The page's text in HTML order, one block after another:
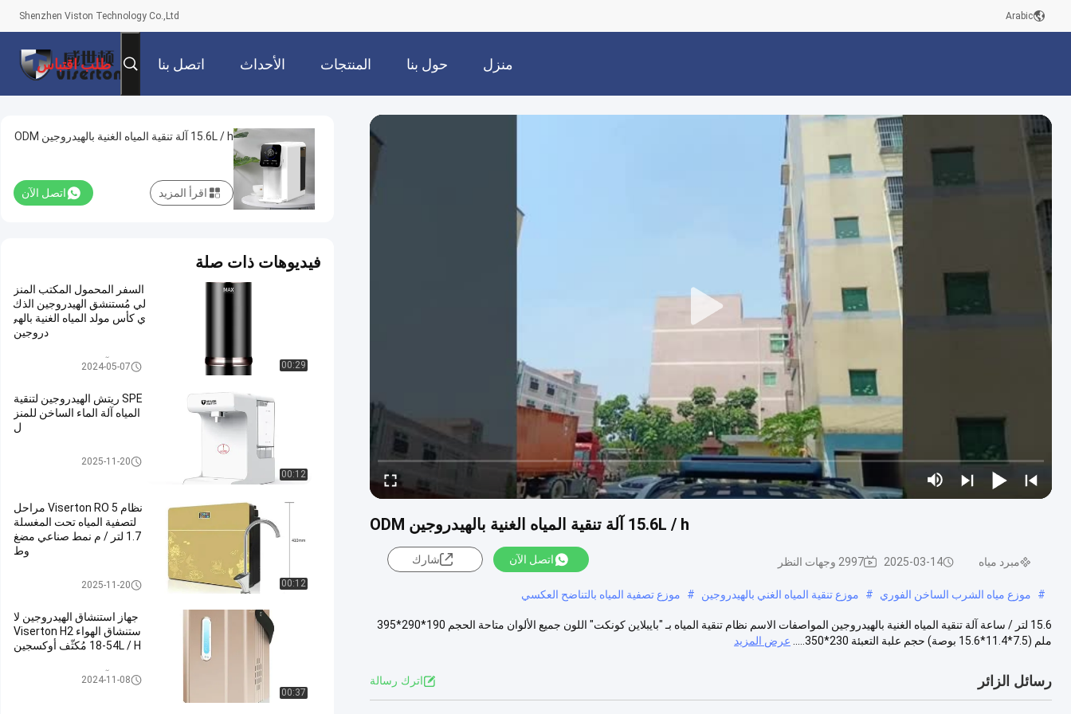
Shenzhen Viston Technology Co.,Ltd Arabic
منزل حول بنا المنتجات الأحداث اتصل بنا طلب اقتباس
15.6L / h آلة تنقية المياه الغنية بالهيدروجين ODM
مبرد مياه 2025-03-14 2997 وجهات النظر اتصل الآن شارك
# موزع مياه الشرب الساخن الفوري # موزع تنقية المياه الغني بالهيدروجين # موزع تصفية المياه بالتناضح العكسي
15.6 لتر / ساعة آلة تنقية المياه الغنية بالهيدروجين المواصفات الاسم نظام تنقية المياه بـ "بايبلاين كونكت" اللون جميع الألوان متاحة الحجم 190*290*395
ملم (7.5*11.4*15.6 بوصة) حجم علبة التعبئة 230*350.....
عرض المزيد
رسائل الزائر اترك رسالة
15.6L / h آلة تنقية المياه الغنية بالهيدروجين ODM
اتصل الآن اقرأ المزيد
فيديوهات ذات صلة
00:29
السفر المحمول المكتب المنز
لي مُستنشق الهيدروجين الذك
ي كأس مولد المياه الغنية بالهي
دروجين
آلة استنشاق الهيدروجين
2024-05-07
00:12
SPE ريتش الهيدروجين لتنقية
المياه آلة الماء الساخن للمنز
ل
2025-11-20
00:12
نظام Viserton RO 5 مراحل
لتصفية المياه تحت المغسلة
1.7 لتر / م نمط صناعي مضغ
وط
2025-11-20
00:37
جهاز استنشاق الهيدروجين لا
ستنشاق الهواء Viserton H2
18-54L / H مُكثّف أوكسجين
آلة استنشاق الهيدروجين
2024-11-08